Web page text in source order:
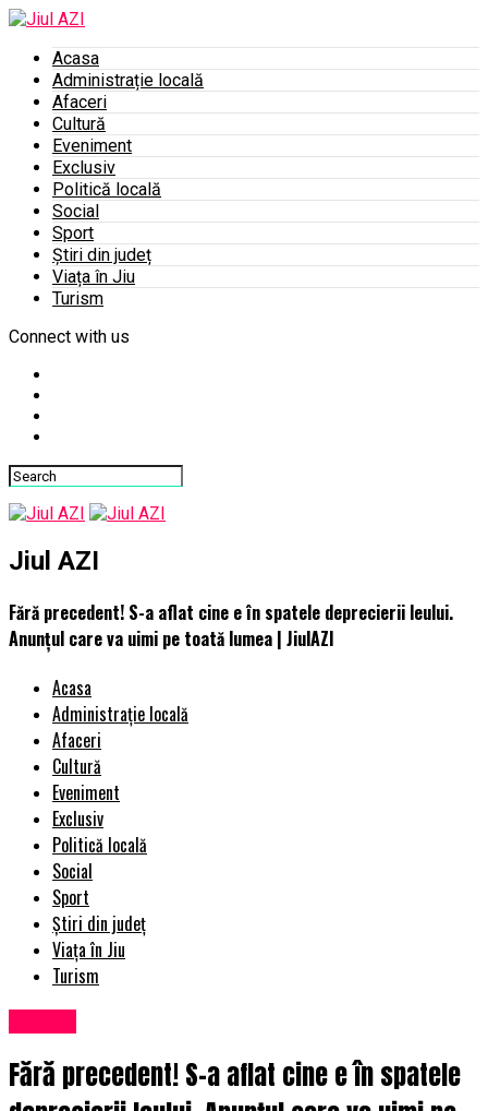
Acasa
Administrație locală
Afaceri
Cultură
Eveniment
Exclusiv
Politică locală
Social
Sport
Știri din județ
Viața în Jiu
Turism
Connect with us
Jiul AZI
Fără precedent! S-a aflat cine e în spatele deprecierii leului.
Anunțul care va uimi pe toată lumea | JiulAZI
Acasa
Administrație locală
Afaceri
Cultură
Eveniment
Exclusiv
Politică locală
Social
Sport
Știri din județ
Viața în Jiu
Turism
Fără precedent! S-a aflat cine e în spatele